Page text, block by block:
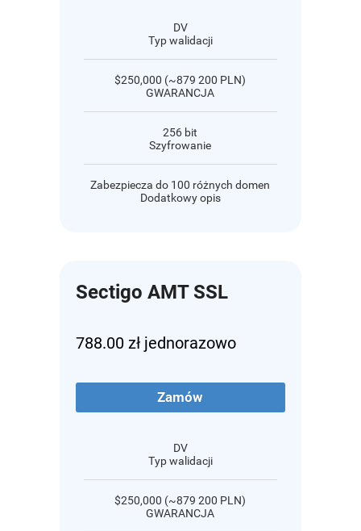
DV
Typ walidacji
$250,000 (~879 200 PLN)
GWARANCJA
256 bit
Szyfrowanie
Zabezpiecza do 100 różnych domen
Dodatkowy opis
Sectigo AMT SSL
788.00 zł jednorazowo
Zamów
DV
Typ walidacji
$250,000 (~879 200 PLN)
GWARANCJA